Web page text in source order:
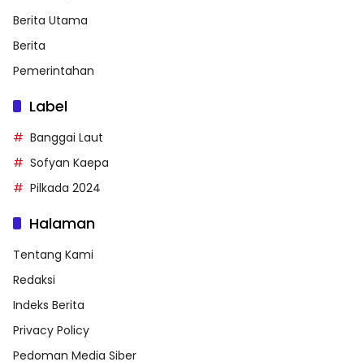
Berita Utama
Berita
Pemerintahan
Label
Banggai Laut
Sofyan Kaepa
Pilkada 2024
Halaman
Tentang Kami
Redaksi
Indeks Berita
Privacy Policy
Pedoman Media Siber